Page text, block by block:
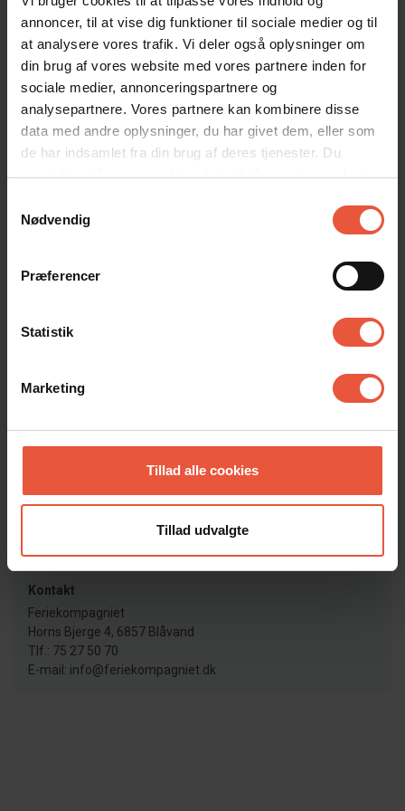
annoncer, til at vise dig funktioner til sociale medier og til
at analysere vores trafik. Vi deler også oplysninger om
din brug af vores website med vores partnere inden for
sociale medier, annonceringspartnere og
analysepartnere. Vores partnere kan kombinere disse
data med andre oplysninger, du har givet dem, eller som
de har indsamlet fra din brug af deres tjenester. Du
samtykker til vores cookies, hvis du fortsætter med at
Nødvendig
Præferencer
Statistik
Marketing
Tillad alle cookies
Tillad udvalgte
kommentar
Lejeinformation
Bureau
Feriekompagniet
Afrejse
rengøring (fredag/lørdag) skal huset forlades kl 9.00.
har vi nogle huse med elektroniske dørlåse, som betjenes
vha. kode. I disse tilfælde kan du spare turen forbi kontoret.
Læs vores lejebetingelser her
Kontakt
Feriekompagniet
Horns Bjerge 4, 6857 Blåvand
Tlf.: 75 27 50 70
E-mail: info@feriekompagniet.dk